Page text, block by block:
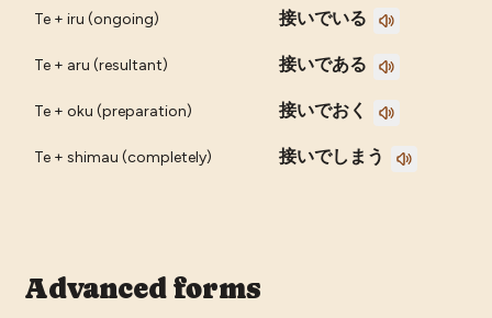
Te + iru (ongoing) 接いでいる
Te + aru (resultant) 接いである
Te + oku (preparation) 接いでおく
Te + shimau (completely) 接いでしまう
Advanced forms